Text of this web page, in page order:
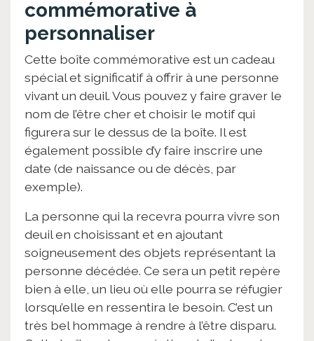
commémorative à
personnaliser
Cette boîte commémorative est un cadeau
spécial et significatif à offrir à une personne
vivant un deuil. Vous pouvez y faire graver le
nom de l’être cher et choisir le motif qui
figurera sur le dessus de la boîte. Il est
également possible d’y faire inscrire une
date (de naissance ou de décès, par
exemple).
La personne qui la recevra pourra vivre son
deuil en choisissant et en ajoutant
soigneusement des objets représentant la
personne décédée. Ce sera un petit repère
bien à elle, un lieu où elle pourra se réfugier
lorsqu’elle en ressentira le besoin. C’est un
très bel hommage à rendre à l’être disparu.